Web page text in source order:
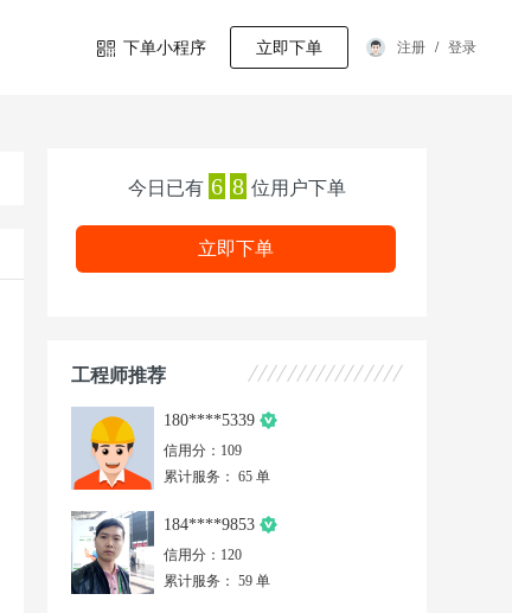
立即下单 注册 / 登录
下单小程序
今日已有 6 8 位用户下单
立即下单
工程师推荐
180****5339
信用分：109
累计服务： 65 单
184****9853
信用分：120
累计服务： 59 单